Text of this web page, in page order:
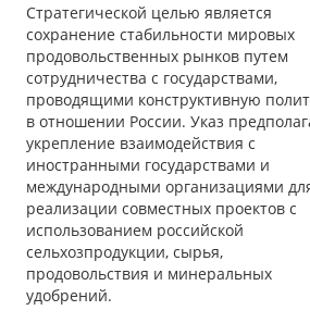
Стратегической целью является
сохранение стабильности мировых
продовольственных рынков путем
сотрудничества с государствами,
проводящими конструктивную
в отношении России. Указ
укрепление взаимодействия с
иностранными государствами и
международными организациями
реализации совместных проектов с
использованием российской
сельхозпродукции, сырья,
продовольствия и минеральных
удобрений.